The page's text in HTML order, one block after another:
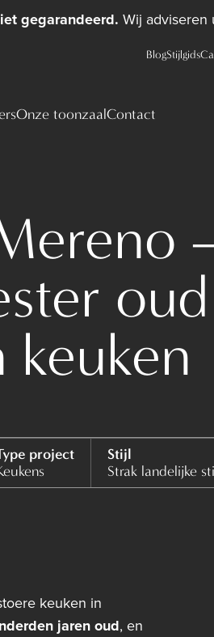
gegarandeerd. Wij adviseren
BlogStijlgids
Onze toonzaal Contact
oud
keuken
project Stijl
Strak landelijke
keuken in
jaren oud, en